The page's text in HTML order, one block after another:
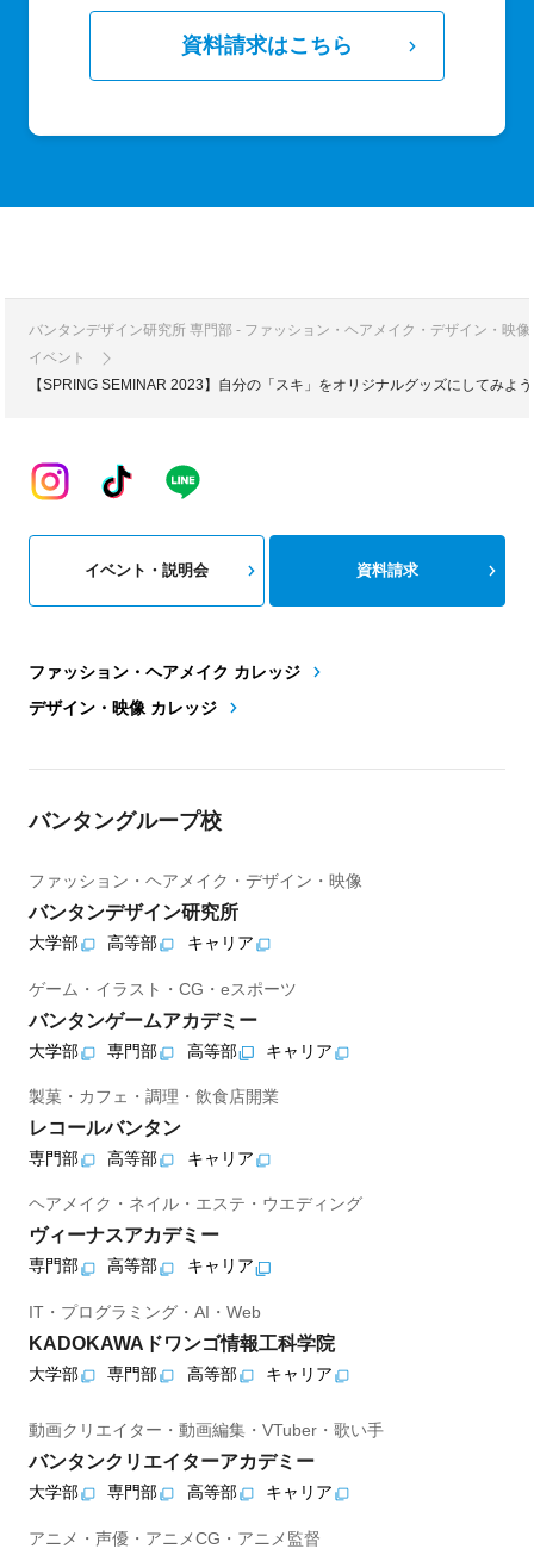
資料請求はこちら
バンタンデザイン研究所 専門部 - ファッション・ヘアメイク・デザイン・映
イベント
【SPRING SEMINAR 2023】自分の「スキ」をオリジナルグッズにしてみよう
ファッション・ヘアメイク カレッジ
デザイン・映像 カレッジ
イベント・説明会 資料請求
バンタングループ校
ファッション・ヘアメイク・デザイン・映像
バンタンデザイン研究所
大学部 高等部 キャリア
ゲーム・イラスト・CG・eスポーツ
バンタンゲームアカデミー
大学部 専門部 高等部 キャリア
製菓・カフェ・調理・飲食店開業
レコールバンタン
専門部 高等部 キャリア
ヘアメイク・ネイル・エステ・ウエディング
ヴィーナスアカデミー
専門部 高等部 キャリア
IT・プログラミング・AI・Web
KADOKAWAドワンゴ情報工科学院
大学部 専門部 高等部 キャリア
動画クリエイター・動画編集・VTuber・歌い手
バンタンクリエイターアカデミー
大学部 専門部 高等部 キャリア
アニメ・声優・アニメCG・アニメ監督